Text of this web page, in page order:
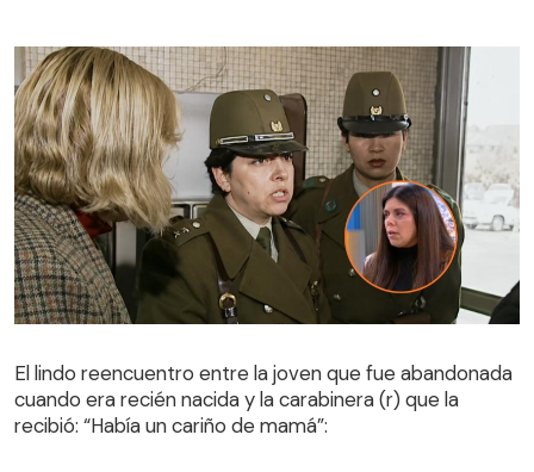
cuando era recién nacida y la carabinera (r) que la
recibió: “Había un cariño de mamá”:
El lindo reencuentro entre la joven que fue abandonada
cuando era recién nacida y la carabinera (r) que la
recibió: “Había un cariño de mamá”: